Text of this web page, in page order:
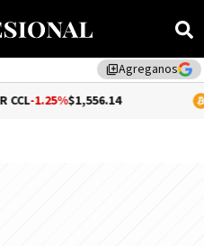
library_addAgreganos
$1,556.14